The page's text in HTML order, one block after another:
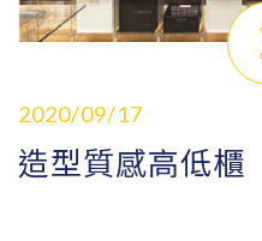
2020/09/17
造型質感高低櫃